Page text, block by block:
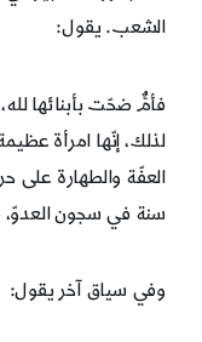
الشعب. يقول:
فأمٌّ ضحّت بأبنائها
لذلك، إنّها امرأة
العفّة والطهارة على
سنة في سجون
وفي سياق آخر يقول: